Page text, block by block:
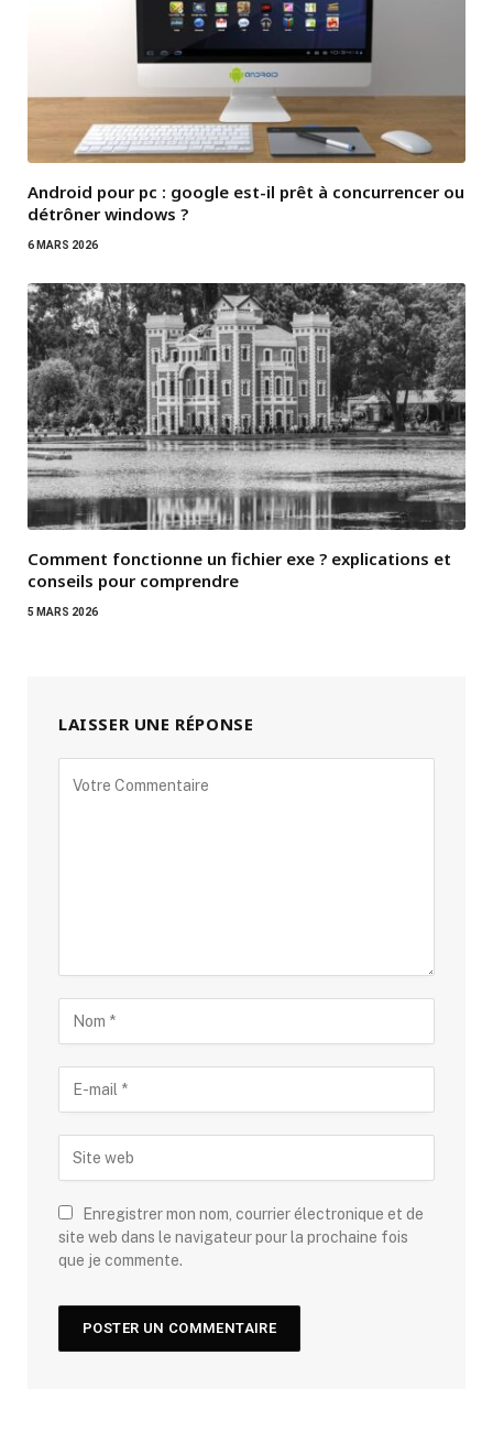
Android pour pc : google est-il prêt à concurrencer ou
détrôner windows ?
6 MARS 2026
Comment fonctionne un fichier exe ? explications et
conseils pour comprendre
5 MARS 2026
LAISSER UNE RÉPONSE
Enregistrer mon nom, courrier électronique et de
site web dans le navigateur pour la prochaine fois
que je commente.